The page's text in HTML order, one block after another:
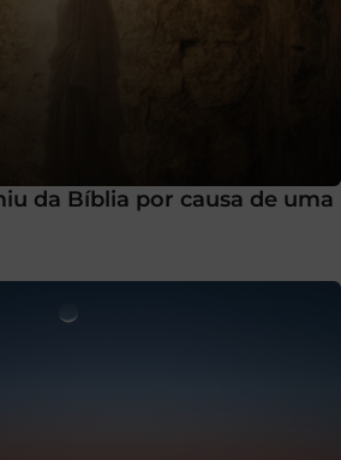
da Bíblia por causa de uma